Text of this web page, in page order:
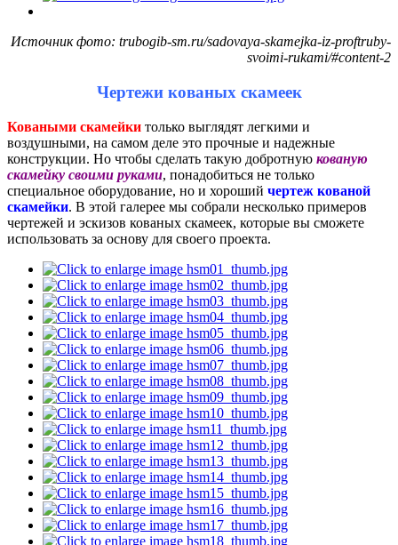
Источник фото: trubogib-sm.ru/sadovaya-skamejka-iz-proftruby-
svoimi-rukami/#content-2
Чертежи кованых скамеек
Коваными скамейки только выглядят легкими и
воздушными, на самом деле это прочные и надежные
конструкции. Но чтобы сделать такую добротную кованую
скамейку своими руками, понадобиться не только
специальное оборудование, но и хороший чертеж кованой
скамейки. В этой галерее мы собрали несколько примеров
чертежей и эскизов кованых скамеек, которые вы сможете
использовать за основу для своего проекта.